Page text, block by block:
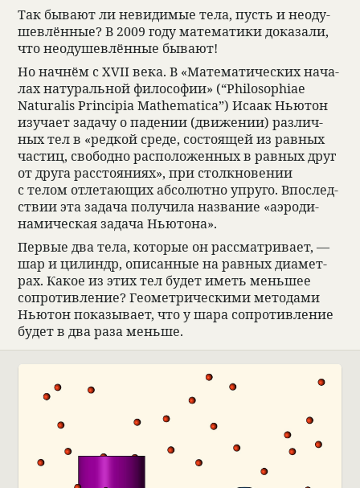
Так бывают ли неви­димые тела, пусть и неоду­
шев­лён­ные? В 2009 году матема­тики дока­зали,
что неоду­шев­лён­ные бывают!
Но нач­нём с XVII века. В «Матема­ти­че­ских нача­
лах нату­раль­ной фило­софии» (“Philosophiae
Naturalis Principia Mathematica”) Исаак Нью­тон
изу­чает задачу о паде­нии (движе­нии) раз­лич­
ных тел в «ред­кой среде, состо­ящей из рав­ных
частиц, сво­бодно рас­по­ложен­ных в рав­ных друг
от друга рас­сто­я­ниях», при столк­но­ве­нии
с телом отле­тающих абсо­лютно упруго. Впо­след­
ствии эта задача полу­чила назва­ние «аэро­ди­
нами­че­ская задача Нью­тона».
Пер­вые два тела, кото­рые он рас­смат­ри­вает, —
шар и цилиндр, опи­сан­ные на рав­ных диамет­
рах. Какое из этих тел будет иметь меньшее
сопро­тив­ле­ние? Геомет­ри­че­скими мето­дами
Нью­тон пока­зы­вает, что у шара сопро­тив­ле­ние
будет в два раза меньше.